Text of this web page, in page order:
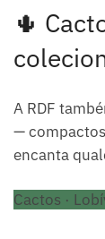
🌵
A RDF
—
encanta
Cactos ·